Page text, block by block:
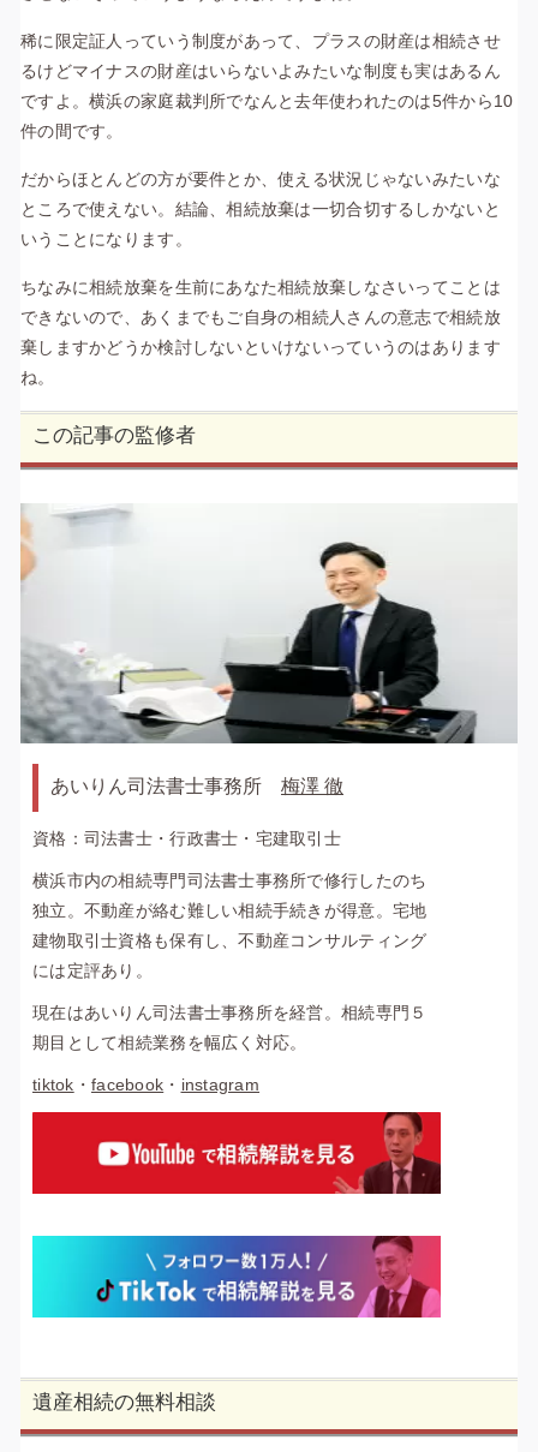
稀に限定証人っていう制度があって、プラスの財産は相続させ
るけどマイナスの財産はいらないよみたいな制度も実はあるん
ですよ。横浜の家庭裁判所でなんと去年使われたのは5件から10
件の間です。
だからほとんどの方が要件とか、使える状況じゃないみたいな
ところで使えない。結論、相続放棄は一切合切するしかないと
いうことになります。
ちなみに相続放棄を生前にあなた相続放棄しなさいってことは
できないので、あくまでもご自身の相続人さんの意志で相続放
棄しますかどうか検討しないといけないっていうのはあります
ね。
この記事の監修者
あいりん司法書士事務所 梅澤 徹
資格：司法書士・行政書士・宅建取引士
横浜市内の相続専門司法書士事務所で修行したのち
独立。不動産が絡む難しい相続手続きが得意。宅地
建物取引士資格も保有し、不動産コンサルティング
には定評あり。
現在はあいりん司法書士事務所を経営。相続専門５
期目として相続業務を幅広く対応。
tiktok ・ facebook ・ instagram
遺産相続の無料相談